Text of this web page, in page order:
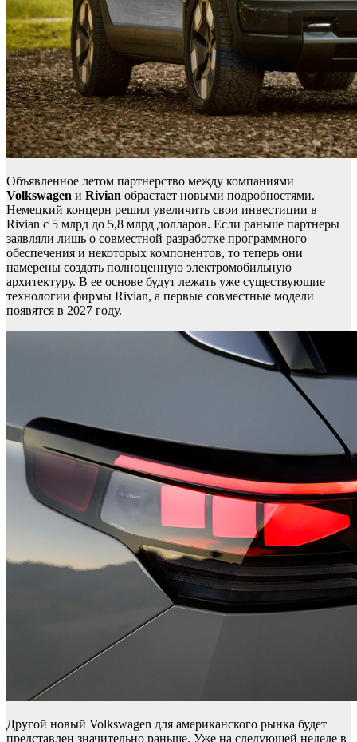
Объявленное летом партнерство между компаниями
Volkswagen и Rivian обрастает новыми подробностями.
Немецкий концерн решил увеличить свои инвестиции в
Rivian с 5 млрд до 5,8 млрд долларов. Если раньше партнеры
заявляли лишь о совместной разработке программного
обеспечения и некоторых компонентов, то теперь они
намерены создать полноценную электромобильную
архитектуру. В ее основе будут лежать уже существующие
технологии фирмы Rivian, а первые совместные модели
появятся в 2027 году.
Другой новый Volkswagen для американского рынка будет
представлен значительно раньше. Уже на следующей неделе в